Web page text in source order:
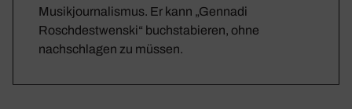
Musikjournalismus. Er kann „Gennadi
Roschdestwenski“ buchstabieren, ohne
nachschlagen zu müssen.